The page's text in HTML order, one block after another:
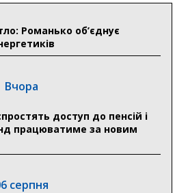
Романько об’єднує
Вчора
доступ до пенсій і
працюватиме за новим
серпня